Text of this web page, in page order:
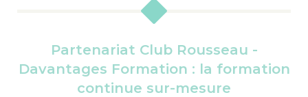
Partenariat Club Rousseau -
Davantages Formation : la formation
continue sur-mesure